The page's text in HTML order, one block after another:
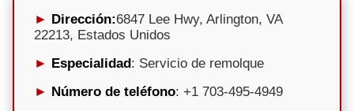
Dirección:6847 Lee Hwy, Arlington, VA
22213, Estados Unidos
Especialidad: Servicio de remolque
Número de teléfono: +1 703-495-4949